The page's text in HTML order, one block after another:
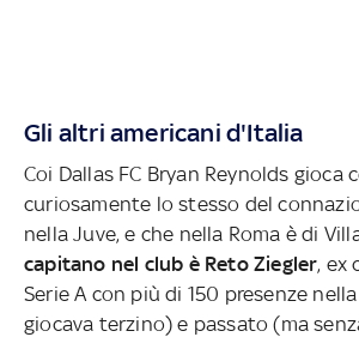
Gli altri americani d'Italia
Coi Dallas FC Bryan Reynolds gioca
curiosamente lo stesso del
nella Juve, e che nella Roma è di
capitano nel club è Reto Ziegler, ex
Serie A con più di 150 presenze
giocava terzino) e passato (ma